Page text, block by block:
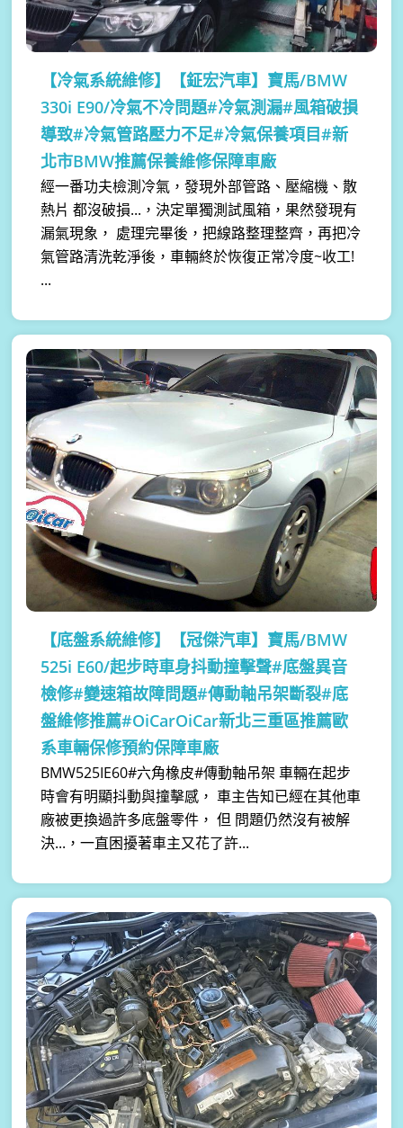
【冷氣系統維修】
【鉦宏汽車】寶馬/BMW
330i E90/冷氣不冷問題#冷氣測漏#風箱破損
導致#冷氣管路壓力不足#冷氣保養項目#新
北市BMW推薦保養維修保障車廠
經一番功夫檢測冷氣，發現外部管路、壓縮機、散
熱片 都沒破損...，決定單獨測試風箱，果然發現有
漏氣現象， 處理完畢後，把線路整理整齊，再把冷
氣管路清洗乾淨後，車輛終於恢復正常冷度~收工!
...
【底盤系統維修】
【冠傑汽車】寶馬/BMW
525i E60/起步時車身抖動撞擊聲#底盤異音
檢修#變速箱故障問題#傳動軸吊架斷裂#底
盤維修推薦#OiCarOiCar新北三重區推薦歐
系車輛保修預約保障車廠
BMW525IE60#六角橡皮#傳動軸吊架 車輛在起步
時會有明顯抖動與撞擊感， 車主告知已經在其他車
廠被更換過許多底盤零件， 但 問題仍然沒有被解
決...，一直困擾著車主又花了許...